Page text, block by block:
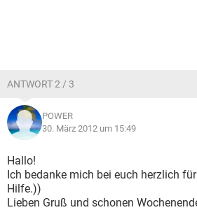
ANTWORT 2 / 3
POWER
30. März 2012 um 15:49
Hallo!
Ich bedanke mich bei euch herzlich
Hilfe.))
Lieben Gruß und schonen